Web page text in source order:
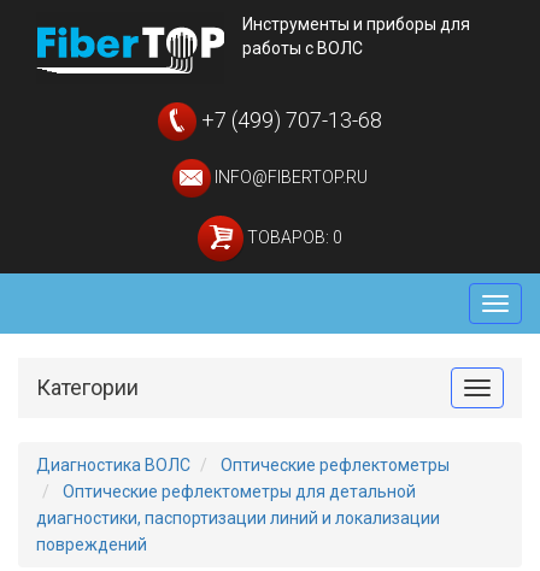
Инструменты и приборы для
работы с ВОЛС
+7 (499) 707-13-68
INFO@FIBERTOP.RU
ТОВАРОВ: 0
Меню
Toggle
Категории
Диагностика ВОЛС
Оптические рефлектометры
Оптические рефлектометры для детальной
диагностики, паспортизации линий и локализации
повреждений